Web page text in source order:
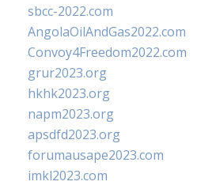
sbcc-2022.com
AngolaOilAndGas2022.com
Convoy4Freedom2022.com
grur2023.org
hkhk2023.org
napm2023.org
apsdfd2023.org
forumausape2023.com
imkl2023.com